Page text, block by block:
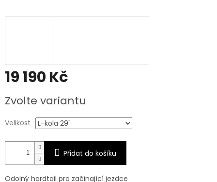
19 190 Kč
cena:
Zvolte variantu
Velikost
Přidat do košíku
Odolný hardtail pro začínající jezdce